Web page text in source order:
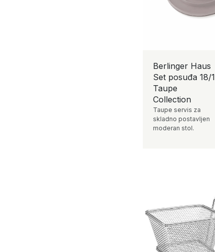
Berlinger Haus
Set posuđa 18/1
Taupe
Collection
Taupe servis za
skladno postavljen
moderan stol.